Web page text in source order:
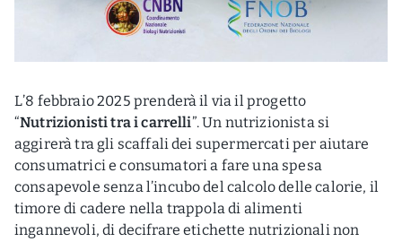
L’8 febbraio 2025 prenderà il via il progetto
“Nutrizionisti tra i carrelli”. Un nutrizionista si
aggirerà tra gli scaffali dei supermercati per aiutare
consumatrici e consumatori a fare una spesa
consapevole senza l’incubo del calcolo delle calorie, il
timore di cadere nella trappola di alimenti
ingannevoli, di decifrare etichette nutrizionali non